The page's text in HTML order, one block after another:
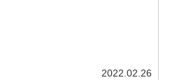
2022.02.26